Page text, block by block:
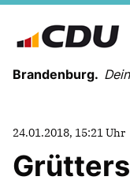
Brandenburg.
24.01.2018, 15:21 Uhr